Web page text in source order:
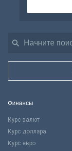
Финансы
Курс валют
Курс доллара
Курс евро